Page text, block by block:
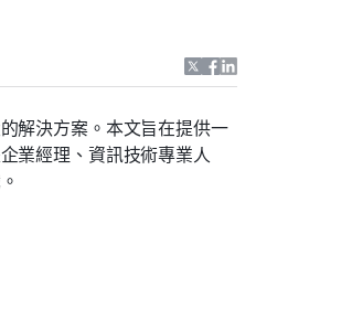
解決方案。本文旨在提供一
業經理、資訊技術專業人